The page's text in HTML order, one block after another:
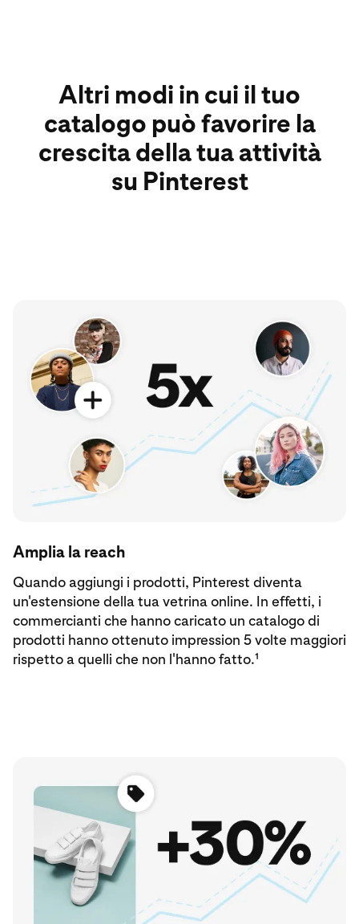
Altri modi in cui il tuo
catalogo può favorire la
crescita della tua attività
su Pinterest
Amplia la reach
Quando aggiungi i prodotti, Pinterest diventa
un'estensione della tua vetrina online. In effetti, i
commercianti che hanno caricato un catalogo di
prodotti hanno ottenuto impression 5 volte maggiori
rispetto a quelli che non l'hanno fatto.¹